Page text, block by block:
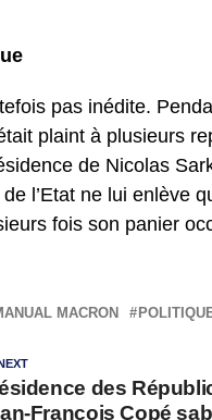
pas inédite.
plaint à plusieurs
de Nicolas
l’Etat ne lui enlève
fois son panier
MACRON
des
François Copé